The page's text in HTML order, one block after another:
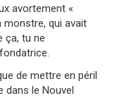
avortement «
monstre, qui avait
ça, tu ne
de mettre en péril
dans le Nouvel